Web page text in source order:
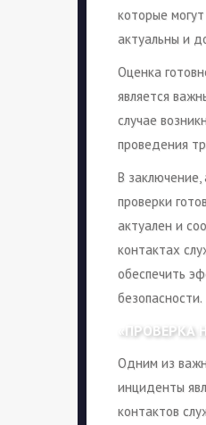
которые
актуальны и
Оценка
является
случае
проведения
В заключение,
проверки
актуален и
контактах
обеспечить
безопасности.
«ПРОВЕРКА
Одним из
инциденты
контактов